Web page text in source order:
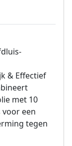
& Effectief
met 10
voor een
tegen